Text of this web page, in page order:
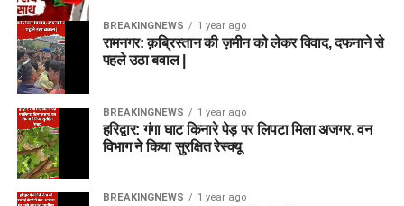
लिए मेडिकल टेस्ट कराया जाएगा।
आवेदन शुल्क (Application Fee)
केवल ऑनलाइन माध्यम (नेट बैंकिंग, डेबिट/क्रेडिट कार्ड, यूपीआई) से ही
स्वीकार किया जाएगा।
श्रेणी (Category)
BREAKINGNEWS 1 year ago
रामनगर: क़ब्रिस्तान की ज़मीन को लेकर विवाद, दफनाने से
पहले उठा बवाल |
BREAKINGNEWS 1 year ago
हरिद्वार: गंगा घाट किनारे पेड़ पर लिपटा मिला अजगर, वन
विभाग ने किया सुरक्षित रेस्क्यू
BREAKINGNEWS 1 year ago